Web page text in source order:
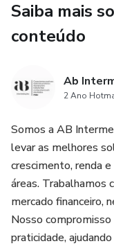
destroem o
✅ Um plano passo
✅ Um guia
🎁 Bônus Exclusivo:
de capital editável
você poderá
win e stop loss) e
de forma
Saiba mais
conteúdo
Ab
2 Ano
Somos a AB
levar as melhores
crescimento, renda
áreas. Trabalhamos
mercado financeiro,
Nosso
praticidade,